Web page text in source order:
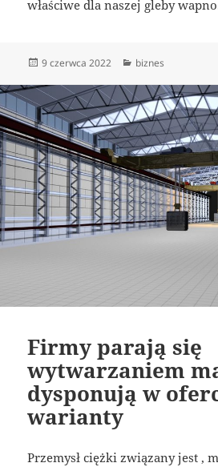
właściwe dla naszej gleby
Data
9 czerwca 2022 Kategorie
biznes
Firmy parają się
wytwarzaniem
dysponują w
warianty
Przemysł ciężki związany jest ,